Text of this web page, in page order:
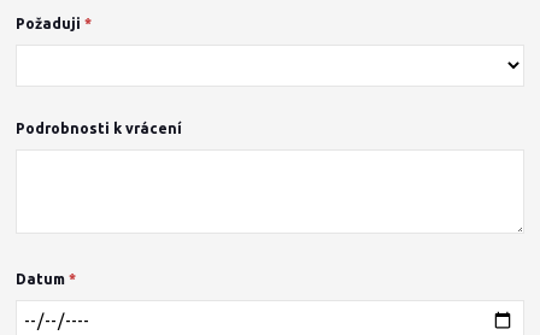
Požaduji*
Podrobnosti k vrácení
Datum*